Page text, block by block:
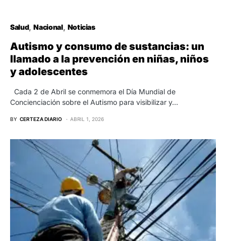
Salud Nacional Noticias
Autismo y consumo de sustancias: un
llamado a la prevención en niñas, niños
y adolescentes
Cada 2 de Abril se conmemora el Día Mundial de
Concienciación sobre el Autismo para visibilizar y…
BY CERTEZA DIARIO ABRIL 1, 2026